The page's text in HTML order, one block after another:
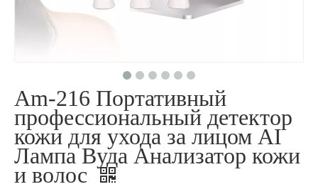
Am-216 Портативный
профессиональный детектор
кожи для ухода за лицом AI
Лампа Вуда Анализатор кожи
и волос